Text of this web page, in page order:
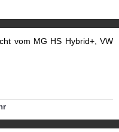
vom MG HS Hybrid+, VW